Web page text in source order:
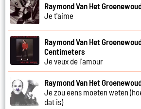
Raymond Van Het
Je t'aime
Raymond Van Het
Centimeters
Je veux de l'amour
Raymond Van Het
Je zou eens moeten weten
dat is)